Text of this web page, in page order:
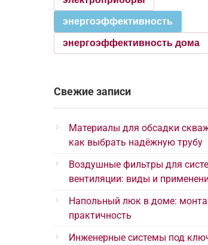
энергоэффективность
энергоэффективность дома
Свежие записи
Материалы для обсадки
как выбрать надёжную трубу
Воздушные фильтры для
вентиляции: виды и
Напольный люк в доме:
практичность
Инженерные системы под